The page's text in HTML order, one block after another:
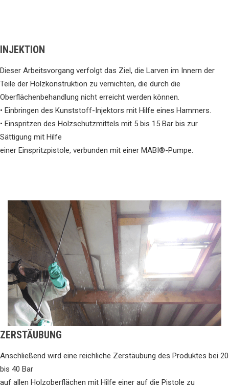
INJEKTION
Dieser Arbeitsvorgang verfolgt das Ziel, die Larven im Innern der
Teile der Holzkonstruktion zu vernichten, die durch die
Oberflächenbehandlung nicht erreicht werden können.
• Einbringen des Kunststoff-Injektors mit Hilfe eines Hammers.
• Einspritzen des Holzschutzmittels mit 5 bis 15 Bar bis zur
Sättigung mit Hilfe
einer Einspritzpistole, verbunden mit einer MABI®-Pumpe.
ZERSTÄUBUNG
Anschließend wird eine reichliche Zerstäubung des Produktes bei 20
bis 40 Bar
auf allen Holzoberflächen mit Hilfe einer auf die Pistole zu